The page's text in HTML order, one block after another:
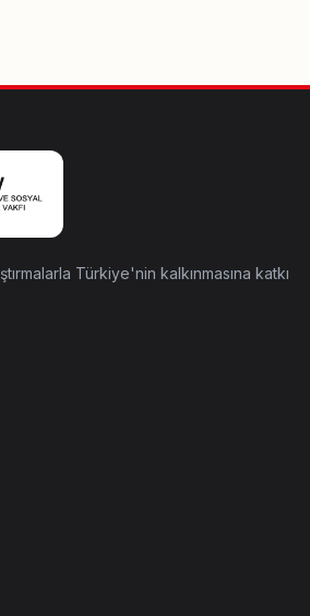
Türkiye'nin kalkınmasına katkı